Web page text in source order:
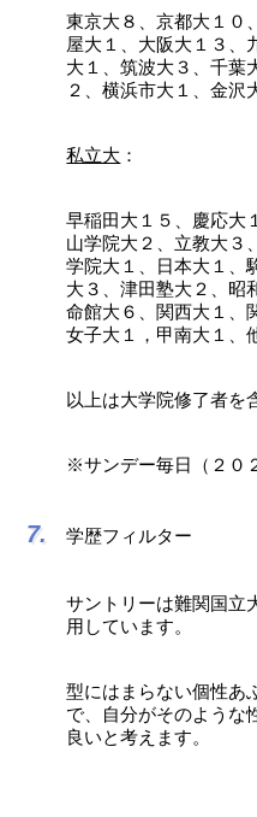
東京大８、京都大１０
屋大１、大阪大１３、
大１、筑波大３、千葉
２、横浜市大１、金沢
私立大 ：
早稲田大１５、慶応大
山学院大２、立教大３
学院大１、日本大１、
大３、津田塾大２、昭
命館大６、関西大１、
女子大１，甲南大１、
以上は大学院修了者を
※サンデー毎日（２０
学歴フィルター
サントリーは難関国立
用しています。
型にはまらない個性あ
で、自分がそのような
良いと考えます。